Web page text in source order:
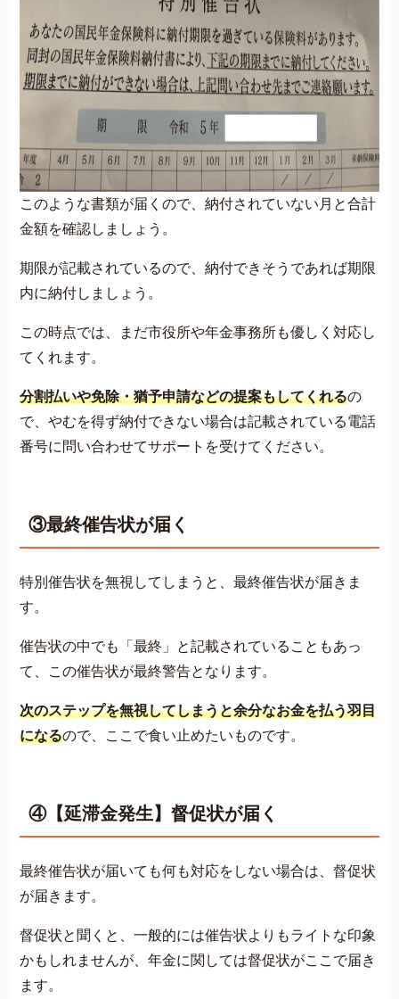
このような書類が届くので、納付されていない月と合計
金額を確認しましょう。
期限が記載されているので、納付できそうであれば期限
内に納付しましょう。
この時点では、まだ市役所や年金事務所も優しく対応し
てくれます。
分割払いや免除・猶予申請などの提案もしてくれるの
で、やむを得ず納付できない場合は記載されている電話
番号に問い合わせてサポートを受けてください。
③最終催告状が届く
特別催告状を無視してしまうと、最終催告状が届きま
す。
催告状の中でも「最終」と記載されていることもあっ
て、この催告状が最終警告となります。
次のステップを無視してしまうと余分なお金を払う羽目
になるので、ここで食い止めたいものです。
④【延滞金発生】督促状が届く
最終催告状が届いても何も対応をしない場合は、督促状
が届きます。
督促状と聞くと、一般的には催告状よりもライトな印象
かもしれませんが、年金に関しては督促状がここで届き
ます。